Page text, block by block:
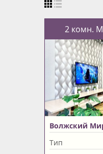
2 комн.
Волжский
Тип